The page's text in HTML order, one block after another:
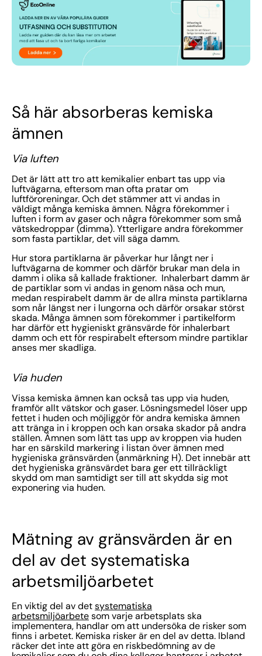
Så här absorberas kemiska
ämnen
Via luften
Det är lätt att tro att kemikalier enbart tas upp via
luftvägarna, eftersom man ofta pratar om
luftföroreningar. Och det stämmer att vi andas in
väldigt många kemiska ämnen. Några förekommer i
luften i form av gaser och några förekommer som små
vätskedroppar (dimma). Ytterligare andra förekommer
som fasta partiklar, det vill säga damm.
Hur stora partiklarna är påverkar hur långt ner i
luftvägarna de kommer och därför brukar man dela in
damm i olika så kallade fraktioner. Inhalerbart damm är
de partiklar som vi andas in genom näsa och mun,
medan respirabelt damm är de allra minsta partiklarna
som når längst ner i lungorna och därför orsakar störst
skada. Många ämnen som förekommer i partikelform
har därför ett hygieniskt gränsvärde för inhalerbart
damm och ett för respirabelt eftersom mindre partiklar
anses mer skadliga.
Via huden
Vissa kemiska ämnen kan också tas upp via huden,
framför allt vätskor och gaser. Lösningsmedel löser upp
fettet i huden och möjliggör för andra kemiska ämnen
att tränga in i kroppen och kan orsaka skador på andra
ställen. Ämnen som lätt tas upp av kroppen via huden
har en särskild markering i listan över ämnen med
hygieniska gränsvärden (anmärkning H). Det innebär att
det hygieniska gränsvärdet bara ger ett tillräckligt
skydd om man samtidigt ser till att skydda sig mot
exponering via huden.
Mätning av gränsvärden är en
del av det systematiska
arbetsmiljöarbetet
En viktig del av det systematiska
arbetsmiljöarbete som varje arbetsplats ska
implementera, handlar om att undersöka de risker som
finns i arbetet. Kemiska risker är en del av detta. Ibland
räcker det inte att göra en riskbedömning av de